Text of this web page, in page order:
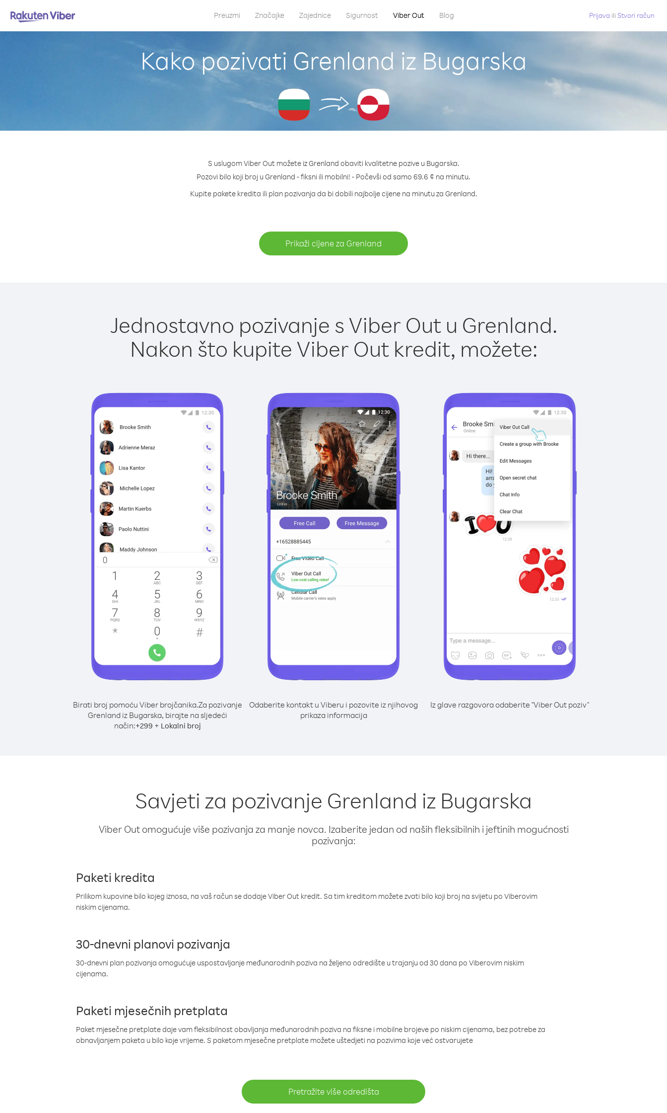
Preuzmi Značajke Zajednice Sigurnost Viber Out Blog Prijava ili Stvori račun
Kako pozivati Grenland iz Bugarska
S uslugom Viber Out možete iz Grenland obaviti kvalitetne pozive u Bugarska.
Pozovi bilo koji broj u Grenland - fiksni ili mobilni! - Počevši od samo 69.6 ¢ na minutu.
Kupite pakete kredita ili plan pozivanja da bi dobili najbolje cijene na minutu za Grenland.
Prikaži cijene za Grenland
Jednostavno pozivanje s Viber Out u Grenland.
Nakon što kupite Viber Out kredit, možete:
Birati broj pomoću Viber brojčanika.Za pozivanje
Grenland iz Bugarska, birajte na sljedeći
način:+299 + Lokalni broj
Odaberite kontakt u Viberu i pozovite iz njihovog
prikaza informacija
Iz glave razgovora odaberite "Viber Out poziv"
Savjeti za pozivanje Grenland iz Bugarska
Viber Out omogućuje više pozivanja za manje novca. Izaberite jedan od naših fleksibilnih i jeftinih mogućnosti
pozivanja:
Paketi kredita
Prilikom kupovine bilo kojeg iznosa, na vaš račun se dodaje Viber Out kredit. Sa tim kreditom možete zvati bilo koji broj na svijetu po Viberovim
niskim cijenama.
30-dnevni planovi pozivanja
30-dnevni plan pozivanja omogućuje uspostavljanje međunarodnih poziva na željeno odredište u trajanju od 30 dana po Viberovim niskim
cijenama.
Paketi mjesečnih pretplata
Paket mjesečne pretplate daje vam fleksibilnost obavljanja međunarodnih poziva na fiksne i mobilne brojeve po niskim cijenama, bez potrebe za
obnavljanjem paketa u bilo koje vrijeme. S paketom mjesečne pretplate možete uštedjeti na pozivima koje već ostvarujete
Pretražite više odredišta